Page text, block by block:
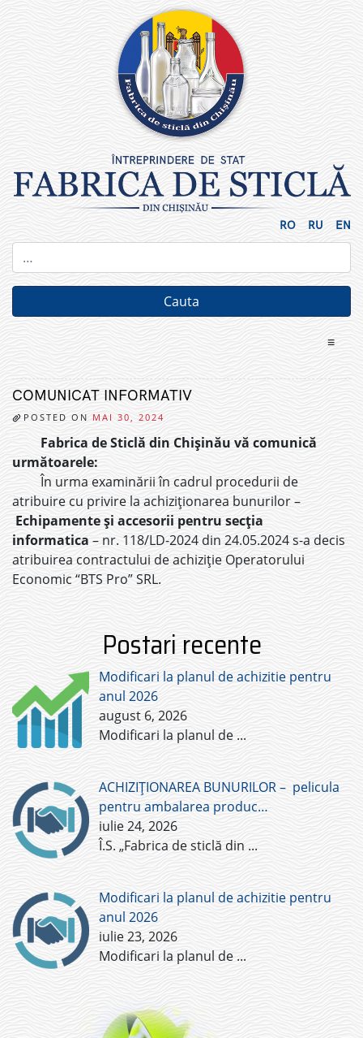
RO RU EN
≡
COMUNICAT INFORMATIV
POSTED ON MAI 30, 2024
Fabrica de Sticlă din Chișinău vă comunică
următoarele:
În urma examinării în cadrul procedurii de
atribuire cu privire la achiziționarea bunurilor –
Echipamente și accesorii pentru secția
informatica – nr. 118/LD-2024 din 24.05.2024 s-a decis
atribuirea contractului de achiziție Operatorului
Economic “BTS Pro” SRL.
Postari recente
Modificari la planul de achizitie pentru
anul 2026
august 6, 2026
Modificari la planul de ...
ACHIZIȚIONAREA BUNURILOR – pelicula
pentru ambalarea produc…
iulie 24, 2026
Î.S. „Fabrica de sticlă din ...
Modificari la planul de achizitie pentru
anul 2026
iulie 23, 2026
Modificari la planul de ...